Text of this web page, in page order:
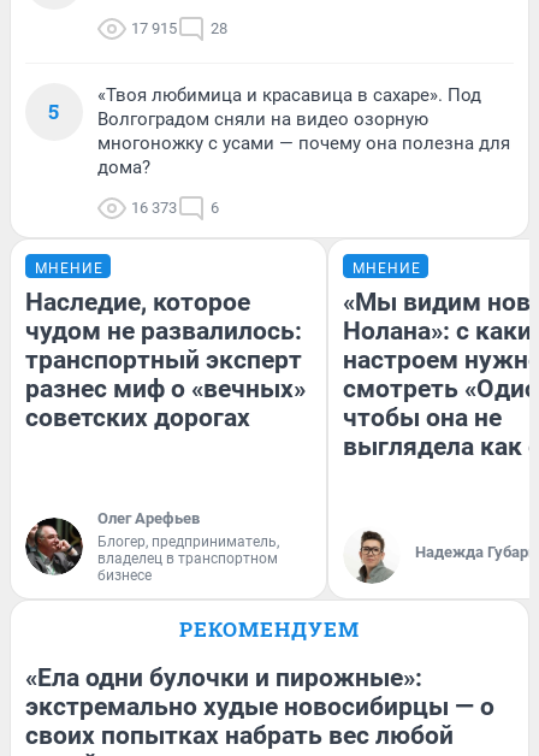
17 915 28
5
«Твоя любимица и красавица в сахаре». Под
Волгоградом сняли на видео озорную
многоножку с усами — почему она полезна для
дома?
16 373 6
МНЕНИЕ
Наследие, которое
чудом не развалилось:
транспортный эксперт
разнес миф о «вечных»
советских дорогах
Олег Арефьев
Блогер, предприниматель,
владелец в транспортном
бизнесе
МНЕНИЕ
«Мы видим
Нолана»: с
настроем
смотреть
чтобы она не
выглядела как
Надежда Губарь
РЕКОМЕНДУЕМ
«Ела одни булочки и пирожные»:
экстремально худые новосибирцы — о
своих попытках набрать вес любой